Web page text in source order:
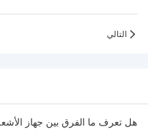
التالي
هل تعرف ما الفرق بين جهاز الأشعة